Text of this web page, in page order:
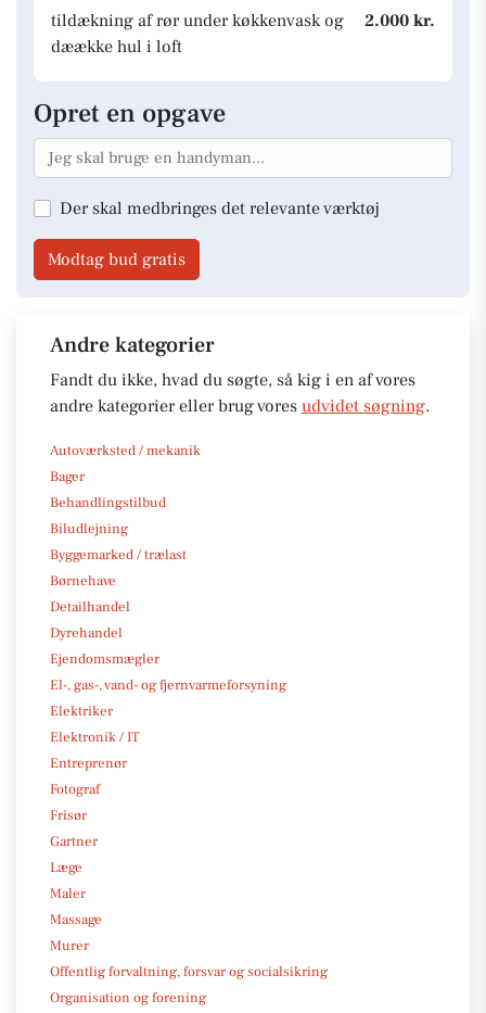
tildækning af rør under køkkenvask og
dæække hul i loft
2.000 kr.
Opret en opgave
Der skal medbringes det relevante værktøj
Modtag bud gratis
Andre kategorier
Fandt du ikke, hvad du søgte, så kig i en af vores
andre kategorier eller brug vores udvidet søgning.
Autoværksted / mekanik
Bager
Behandlingstilbud
Biludlejning
Byggemarked / trælast
Børnehave
Detailhandel
Dyrehandel
Ejendomsmægler
El-, gas-, vand- og fjernvarmeforsyning
Elektriker
Elektronik / IT
Entreprenør
Fotograf
Frisør
Gartner
Læge
Maler
Massage
Murer
Offentlig forvaltning, forsvar og socialsikring
Organisation og forening